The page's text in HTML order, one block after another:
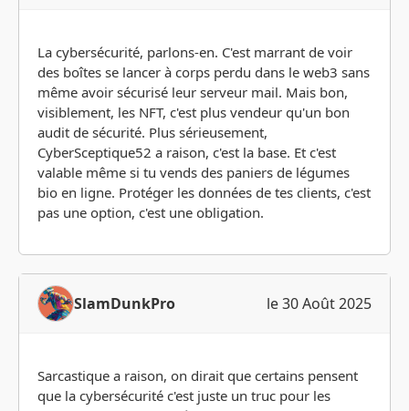
La cybersécurité, parlons-en. C'est marrant de voir
des boîtes se lancer à corps perdu dans le web3 sans
même avoir sécurisé leur serveur mail. Mais bon,
visiblement, les NFT, c'est plus vendeur qu'un bon
audit de sécurité. Plus sérieusement,
CyberSceptique52 a raison, c'est la base. Et c'est
valable même si tu vends des paniers de légumes
bio en ligne. Protéger les données de tes clients, c'est
pas une option, c'est une obligation.
SlamDunkPro le 30 Août 2025
Sarcastique a raison, on dirait que certains pensent
que la cybersécurité c'est juste un truc pour les